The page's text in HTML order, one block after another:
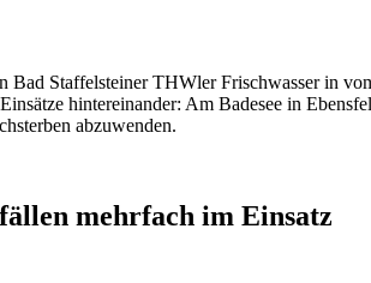
hintereinander: Am Badesee in
abzuwenden.
mehrfach im Einsatz